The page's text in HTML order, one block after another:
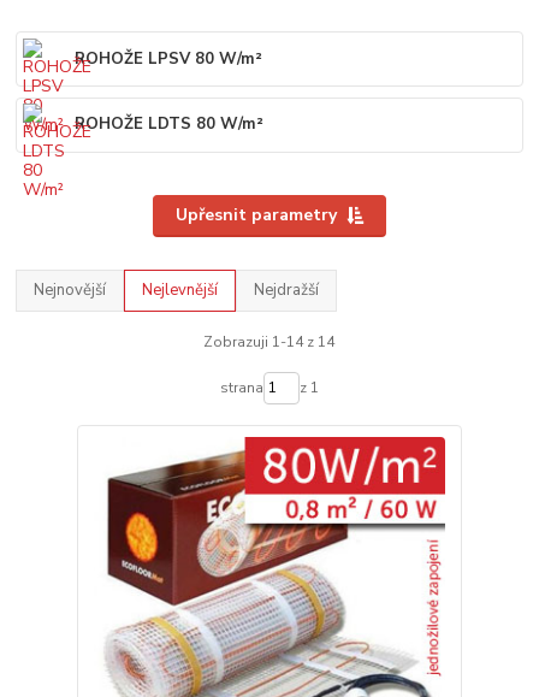
ROHOŽE LPSV 80 W/m²
ROHOŽE LDTS 80 W/m²
Upřesnit parametry
Nejnovější Nejlevnější Nejdražší
Zobrazuji 1-14 z 14
strana z 1